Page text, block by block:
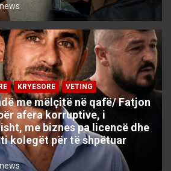
KRYESORE VETING
me mëlçitë në qafë/ Fatjon
afera korruptive, i
me biznes pa licencë dhe
kolegët për të shpëtuar